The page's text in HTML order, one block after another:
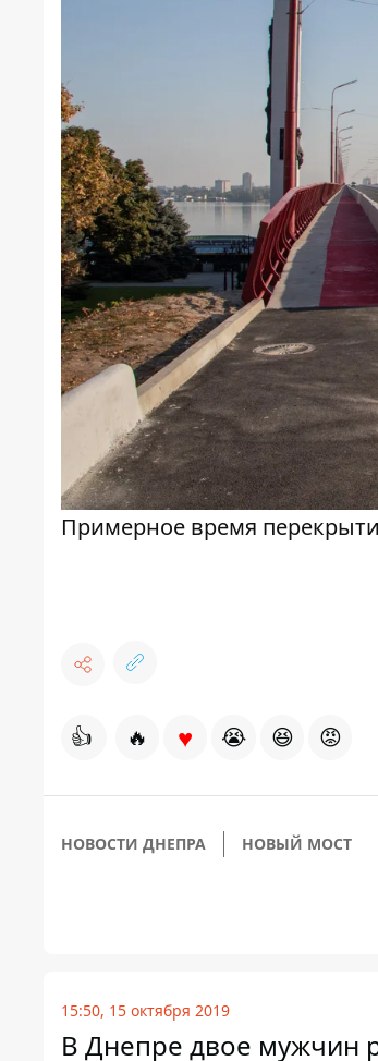
Примерное время
👍 🔥 ♥ 😭 😆 😡
НОВОСТИ ДНЕПРА НОВЫЙ МОСТ
15:50, 15 октября 2019
В Днепре двое мужчин